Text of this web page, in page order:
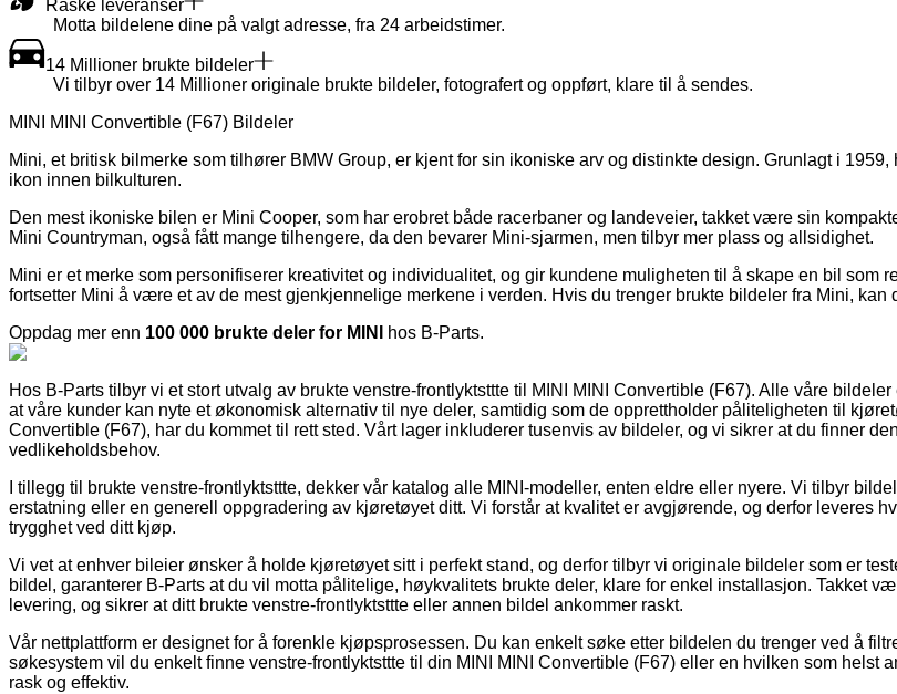
Raske leveranser
Motta bildelene dine på valgt adresse, fra 24 arbeidstimer.
14 Millioner brukte bildeler
Vi tilbyr over 14 Millioner originale brukte bildeler, fotografert og oppført, klare til å sendes.
MINI MINI Convertible (F67) Bildeler
Mini, et britisk bilmerke som tilhører BMW Group, er kjent for sin ikoniske arv og distinkte design. Grunlagt i
ikon innen bilkulturen.
Den mest ikoniske bilen er Mini Cooper, som har erobret både racerbaner og landeveier, takket være sin
Mini Countryman, også fått mange tilhengere, da den bevarer Mini-sjarmen, men tilbyr mer plass og allsidighet.
Mini er et merke som personifiserer kreativitet og individualitet, og gir kundene muligheten til å skape en bil som
fortsetter Mini å være et av de mest gjenkjennelige merkene i verden. Hvis du trenger brukte bildeler fra Mini, kan
Oppdag mer enn 100 000 brukte deler for MINI hos B-Parts.
Hos B-Parts tilbyr vi et stort utvalg av brukte venstre-frontlyktsttte til MINI MINI Convertible (F67). Alle våre
at våre kunder kan nyte et økonomisk alternativ til nye deler, samtidig som de opprettholder påliteligheten til
Convertible (F67), har du kommet til rett sted. Vårt lager inkluderer tusenvis av bildeler, og vi sikrer at du finner
vedlikeholdsbehov.
I tillegg til brukte venstre-frontlyktsttte, dekker vår katalog alle MINI-modeller, enten eldre eller nyere. Vi tilbyr
erstatning eller en generell oppgradering av kjøretøyet ditt. Vi forstår at kvalitet er avgjørende, og derfor leveres
trygghet ved ditt kjøp.
Vi vet at enhver bileier ønsker å holde kjøretøyet sitt i perfekt stand, og derfor tilbyr vi originale bildeler som er
bildel, garanterer B-Parts at du vil motta pålitelige, høykvalitets brukte deler, klare for enkel installasjon. Takket
levering, og sikrer at ditt brukte venstre-frontlyktsttte eller annen bildel ankommer raskt.
Vår nettplattform er designet for å forenkle kjøpsprosessen. Du kan enkelt søke etter bildelen du trenger ved å
søkesystem vil du enkelt finne venstre-frontlyktsttte til din MINI MINI Convertible (F67) eller en hvilken som
rask og effektiv.